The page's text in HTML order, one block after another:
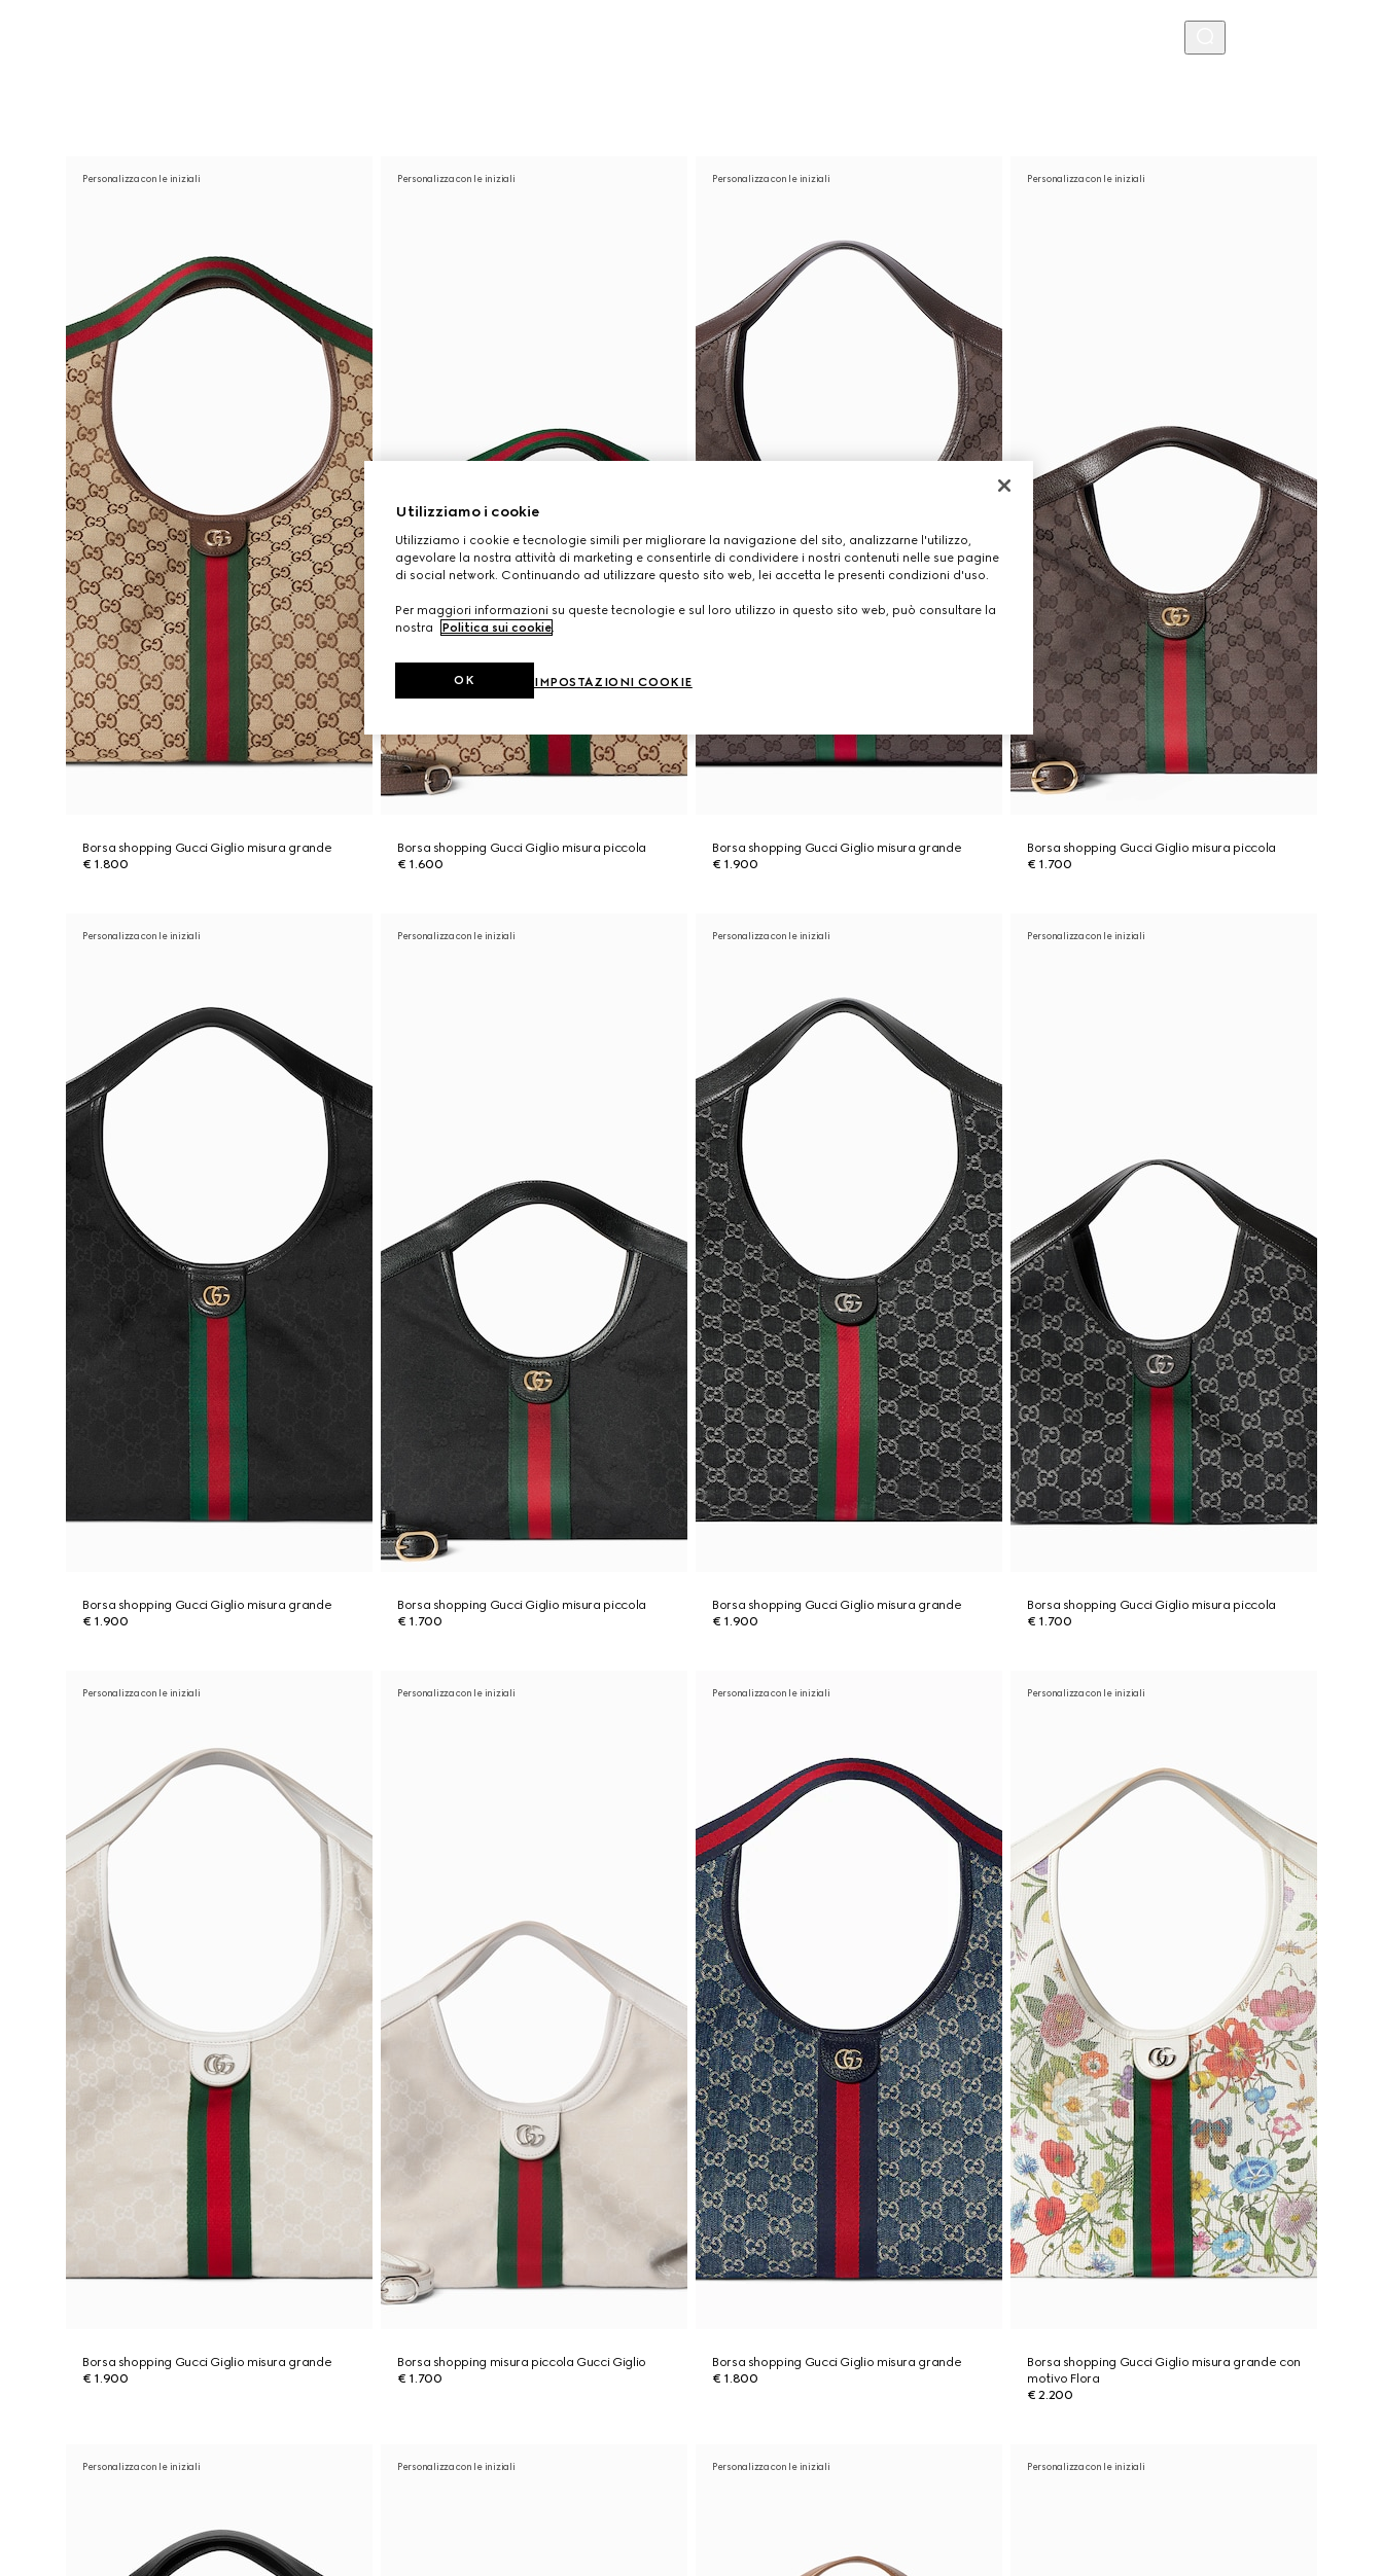
Personalizza con le iniziali
Borsa shopping Gucci Giglio misura grande
€ 1.800
Personalizza con le iniziali
Borsa shopping Gucci Giglio misura piccola
€ 1.600
Personalizza con le iniziali
Borsa shopping Gucci Giglio misura grande
€ 1.900
Personalizza con le iniziali
Borsa shopping Gucci Giglio misura piccola
€ 1.700
Personalizza con le iniziali
Borsa shopping Gucci Giglio misura grande
€ 1.900
Personalizza con le iniziali
Borsa shopping Gucci Giglio misura piccola
€ 1.700
Personalizza con le iniziali
Borsa shopping Gucci Giglio misura grande
€ 1.900
Personalizza con le iniziali
Borsa shopping Gucci Giglio misura piccola
€ 1.700
Personalizza con le iniziali
Borsa shopping Gucci Giglio misura grande
€ 1.900
Personalizza con le iniziali
Borsa shopping misura piccola Gucci Giglio
€ 1.700
Personalizza con le iniziali
Borsa shopping Gucci Giglio misura grande
€ 1.800
Personalizza con le iniziali
Borsa shopping Gucci Giglio misura grande con
motivo Flora
€ 2.200
Personalizza con le iniziali Personalizza con le iniziali Personalizza con le iniziali Personalizza con le iniziali
Utilizziamo i cookie
Utilizziamo i cookie e tecnologie simili per migliorare la navigazione del sito, analizzarne l'utilizzo,
agevolare la nostra attività di marketing e consentirle di condividere i nostri contenuti nelle sue pagine
di social network. Continuando ad utilizzare questo sito web, lei accetta le presenti condizioni d'uso.
Per maggiori informazioni su queste tecnologie e sul loro utilizzo in questo sito web, può consultare la
nostra
Politica sui cookie.
IMPOSTAZIONI COOKIE
OK